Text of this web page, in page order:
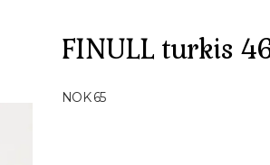
FINULL turkis
NOK 65